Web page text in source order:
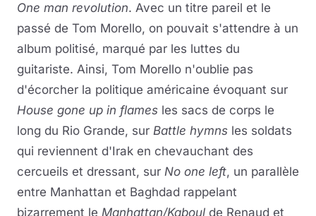
One man revolution. Avec un titre pareil et le
passé de Tom Morello, on pouvait s'attendre à un
album politisé, marqué par les luttes du
guitariste. Ainsi, Tom Morello n'oublie pas
d'écorcher la politique américaine évoquant sur
House gone up in flames les sacs de corps le
long du Rio Grande, sur Battle hymns les soldats
qui reviennent d'Irak en chevauchant des
cercueils et dressant, sur No one left, un parallèle
entre Manhattan et Baghdad rappelant
bizarrement le Manhattan/Kaboul de Renaud et